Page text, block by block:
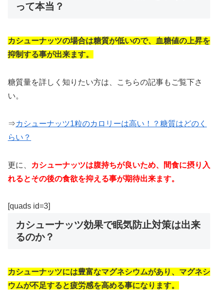
って本当？
カシューナッツの場合は糖質が低いので、血糖値の上昇を
抑制する事が出来ます。
糖質量を詳しく知りたい方は、こちらの記事もご覧下さ
い。
⇒カシューナッツ1粒のカロリーは高い！？糖質はどのく
らい？
更に、
カシューナッツは腹持ちが良いため、間食に摂り入
れるとその後の食欲を抑える事が期待出来ます。
[quads id=3]
カシューナッツ効果で眠気防止対策は出来
るのか？
カシューナッツには豊富なマグネシウムがあり、マグネシ
ウムが不足すると疲労感を高める事になります。